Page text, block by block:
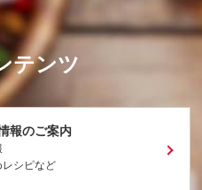
テンツ
報のご案内
レシピなど